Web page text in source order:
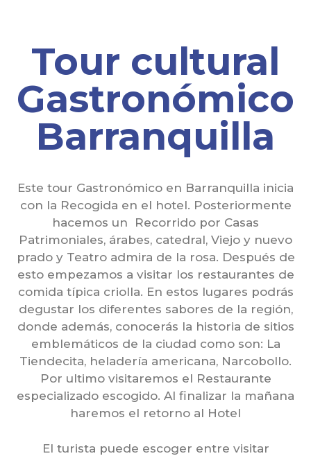
Tour cultural
Gastronómico
Barranquilla
Este tour Gastronómico en Barranquilla inicia
con la Recogida en el hotel. Posteriormente
hacemos un Recorrido por Casas
Patrimoniales, árabes, catedral, Viejo y nuevo
prado y Teatro admira de la rosa. Después de
esto empezamos a visitar los restaurantes de
comida típica criolla. En estos lugares podrás
degustar los diferentes sabores de la región,
donde además, conocerás la historia de sitios
emblemáticos de la ciudad como son: La
Tiendecita, heladería americana, Narcobollo.
Por ultimo visitaremos el Restaurante
especializado escogido. Al finalizar la mañana
haremos el retorno al Hotel
El turista puede escoger entre visitar